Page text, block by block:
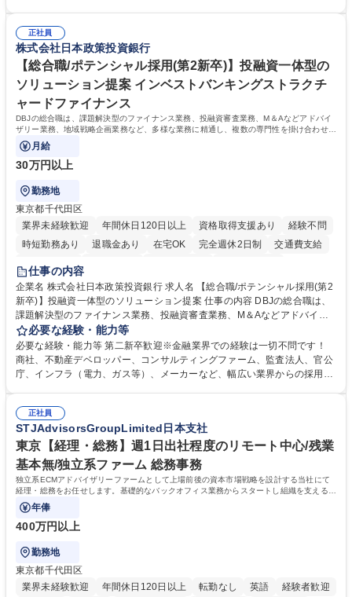
募集職種 【大阪・京都・滋賀】営業事務 ※未経験可
えて、お客様や社員の状況に合わせ、能動的なサポート、改善の動きも期
待され。組織を支えるスペシャリストとして、チームに貢献し、結果的に
社員から頼られる存在になることができます。平均19:30の退勤以降の業
務の持ち帰りも禁止されており、メリハリのある働き方となります。 学
歴・資格 学歴：大学院 大学 高専 短大 語学力： 資格：
正社員
株式会社日本政策投資銀行
【総合職/ポテンシャル採用(第2新卒)】投融資一体型の
ソリューション提案 インベストバンキングストラクチ
ャードファイナンス
DBJの総合職は、課題解決型のファイナンス業務、投融資審査業務、M＆Aなどアドバイ
ザリー業務、地域戦略企画業務など、多様な業務に精通し、複数の専門性を掛け合わせて
広く社会に貢献していく職種です。
月給
30万円以上
勤務地
東京都千代田区
業界未経験歓迎
年間休日120日以上 資格取得支援あり
経験不問
時短勤務あり
退職金あり 在宅OK 完全週休2日制
交通費支給
駅近5分以内
食事補助あり
託児所あり
仕事の内容
企業名 株式会社日本政策投資銀行 求人名 【総合職/ポテンシャル採用(第2
新卒)】投融資一体型のソリューション提案 仕事の内容 DBJの総合職は、
課題解決型のファイナンス業務、投融資審査業務、M＆Aなどアドバイザ
リー業務、地域戦略企画業務など、多様な業務に精通し、複数の専門性を
掛け合わせて広く社会に貢献していく職種です。 入社後は、横断的なロー
テーションを経て適性や専門性に応じたキャリアを形成していただきま
す。総合職として入社いただき、下記いずれかの部門でご活躍いただきま
ート・ナレッジ業務 ※それぞれの業務内容に関しては、別途その他労働条
件備考欄に記載 募集職種 【総合職/ポテンシャル採用(第2新卒)】投融資一
体型のソリューション提案
必要な経験・能力等
必要な経験・能力等 第二新卒歓迎※金融業界での経験は一切不問です！
商社、不動産デベロッパー、コンサルティングファーム、監査法人、官公
庁、インフラ（電力、ガス等）、メーカーなど、幅広い業界からの採用実
く高い志を併せもった人材を求めています。ポテンシャル採用（第2新
卒）では、金融業界での経験や知識を問いません。新たな時代を見据え
て、複雑化する社会課題の解決に向けて先鞭をつける役割を担いたい、と
いう気概をお持ちの方を心待ちにしています。 学歴・資格 学歴：大学院
大学 語学力： 資格：
正社員
STJAdvisorsGroupLimited日本支社
東京【経理・総務】週1日出社程度のリモート中心/残業
基本無/独立系ファーム 総務事務
独立系ECMアドバイザリーファームとして上場前後の資本市場戦略を設計する当社にて
経理・総務をお任せします。基礎的なバックオフィス業務からスタートし組織を支える専
任担当として広く活躍できる環境です。
年俸
400万円以上
勤務地
東京都千代田区
業界未経験歓迎
年間休日120日以上 転勤なし 英語 経験者歓迎